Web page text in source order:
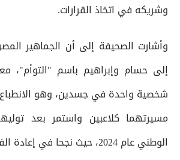
وشريكه في اتخاذ القرارات.
وأشارت الصحيفة إلى أن الجماهير
إلى حسام وإبراهيم باسم "التوأم"،
شخصية واحدة في جسدين، وهو
مسيرتهما كلاعبين واستمر بعد
الوطني عام 2024، حيث نجحا في إعادة الفريق إلى الواجهة.